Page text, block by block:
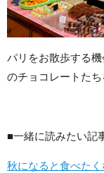
パリをお散歩する機
のチョコレートた
■一緒に読みたい記
秋になると食べた